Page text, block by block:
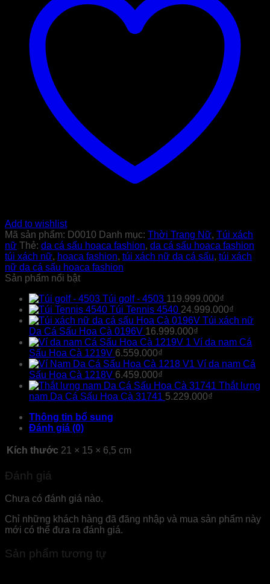
Add to wishlist
Mã sản phẩm: D0010 Danh mục: Thời Trang Nữ, Túi xách
nữ Thẻ: da cá sấu hoaca fashion, da cá sấu hoaca fashion
túi xách nữ, hoaca fashion, túi xách nữ da cá sấu, túi xách
nữ da cá sấu hoaca fashion
Sản phẩm nổi bật
Túi golf - 4503 119.999.000₫
Túi Tennis 4540 24.999.000₫
Túi xách nữ
Da Cá Sấu Hoa Cà 0196V 16.999.000₫
Ví da nam Cá
Sấu Hoa Cà 1219V 6.559.000₫
Ví da nam Cá
Sấu Hoa Cà 1218V 6.459.000₫
Thắt lưng
nam Da Cá Sấu Hoa Cà 31741 5.229.000₫
Thông tin bổ sung
Đánh giá (0)
Kích thước 21 × 15 × 6,5 cm
Đánh giá
Chưa có đánh giá nào.
Chỉ những khách hàng đã đăng nhập và mua sản phẩm này
mới có thể đưa ra đánh giá.
Sản phẩm tương tự